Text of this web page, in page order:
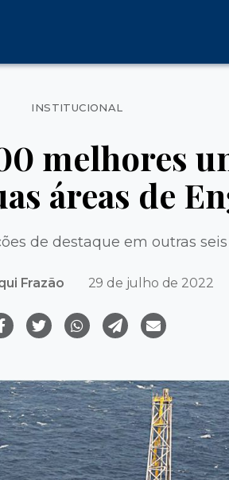
Categorias
INSTITUCIONAL
melhores
áreas de
de destaque em outras
Frazão 29 de julho de 2022